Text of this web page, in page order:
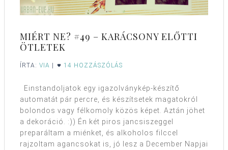
MIÉRT NE? #49 – KARÁCSONY ELŐTTI
ÖTLETEK
ÍRTA: VIA | 14 HOZZÁSZÓLÁS
Einstandoljatok egy igazolványkép-készítő
automatát pár percre, és készítsetek magatokról
bolondos vagy félkomoly közös képet. Aztán jöhet
a dekoráció. :)) Én két piros jancsiszeggel
preparáltam a miénket, és alkoholos filccel
rajzoltam agancsokat is, jó lesz a December Napjai